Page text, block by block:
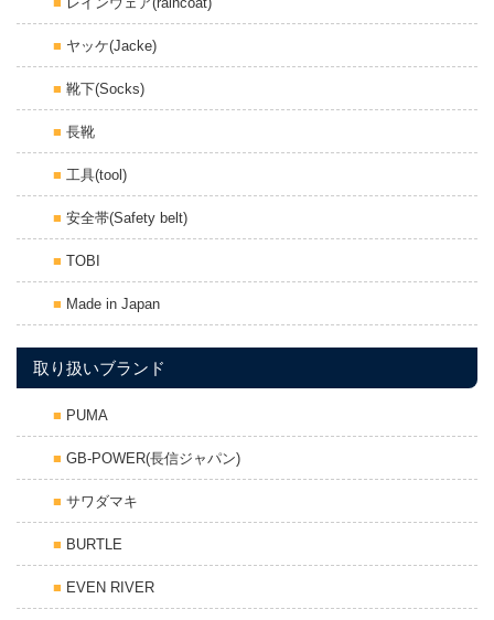
ヤッケ(Jacke)
靴下(Socks)
長靴
工具(tool)
安全帯(Safety belt)
TOBI
Made in Japan
取り扱いブランド
PUMA
GB-POWER(長信ジャパン)
サワダマキ
BURTLE
EVEN RIVER